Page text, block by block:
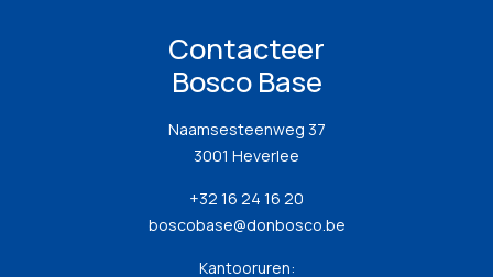
Contacteer
Bosco Base
Naamsesteenweg 37
3001 Heverlee
+32 16 24 16 20
boscobase@donbosco.be
Kantooruren: